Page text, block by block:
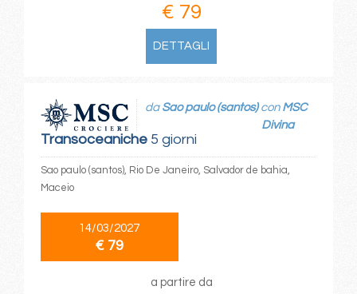
€ 79
DETTAGLI
Transoceaniche5 giorni
da Sao paulo (santos)con MSC
Divina
Sao paulo (santos), Rio De Janeiro, Salvador de bahia,
Maceio
14/03/2027
€ 79
a partire da